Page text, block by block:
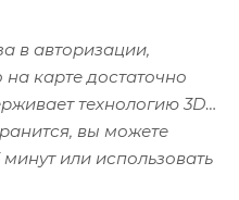
в авторизации,
на карте достаточно
технологию 3D-
вы можете
или использовать